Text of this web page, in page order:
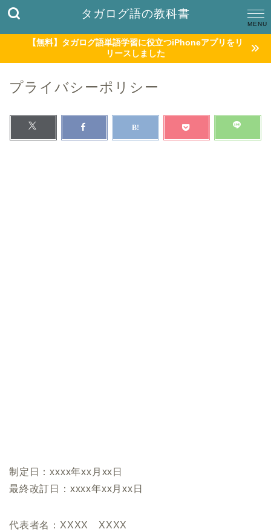
タガログ語の教科書
【無料】タガログ語単語学習に役立つiPhoneアプリをリ
リースしました
プライバシーポリシー
制定日：xxxx年xx月xx日
最終改訂日：xxxx年xx月xx日
代表者名：XXXX XXXX